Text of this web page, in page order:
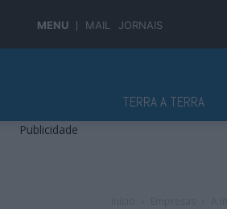
MENU MAIL JORNAIS
TERRA A TERRA
Publicidade